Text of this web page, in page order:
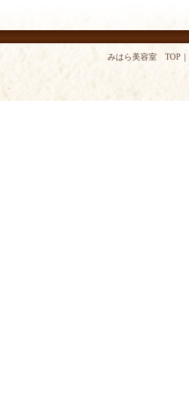
みはら美容室 TOP